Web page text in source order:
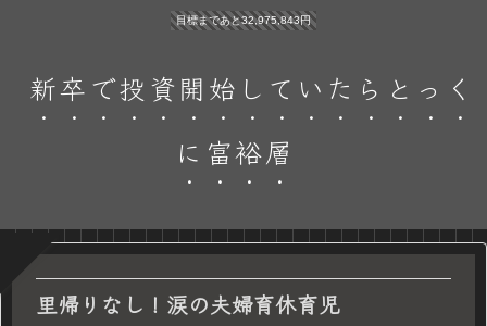
目標まであと32,975,843円
新卒で投資開始していたらとっく
に富裕層
里帰りなし！涙の夫婦育休育児